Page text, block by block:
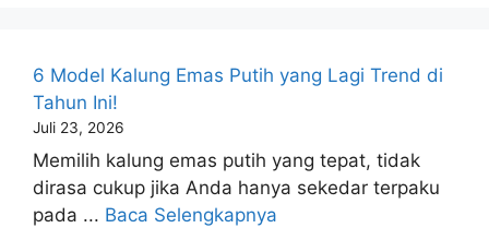
6 Model Kalung Emas Putih yang Lagi Trend di
Tahun Ini!
Juli 23, 2026
Memilih kalung emas putih yang tepat, tidak
dirasa cukup jika Anda hanya sekedar terpaku
pada ... Baca Selengkapnya